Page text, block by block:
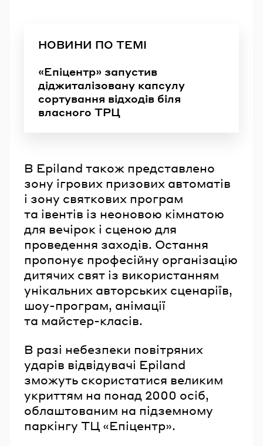
НОВИНИ ПО ТЕМІ
«Епіцентр» запустив
діджиталізовану капсулу
сортування відходів біля
власного ТРЦ
В Epiland також представлено
зону ігрових призових автоматів
і зону святкових програм
та івентів із неоновою кімнатою
для вечірок і сценою для
проведення заходів. Остання
пропонує професійну організацію
дитячих свят із використанням
унікальних авторських сценаріїв,
шоу-програм, анімації
та майстер-класів.
В разі небезпеки повітряних
ударів відвідувачі Epiland
зможуть скористатися великим
укриттям на понад 2000 осіб,
облаштованим на підземному
паркінгу ТЦ «Епіцентр».